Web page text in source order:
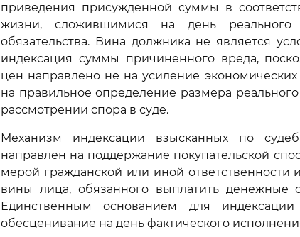
приведения присужденной суммы в
жизни, сложившимися на день реального
обязательства. Вина должника не является
индексация суммы причиненного вреда,
цен направлено не на усиление
на правильное определение размера
рассмотрении спора в суде.
Механизм индексации взысканных по
направлен на поддержание покупательской
мерой гражданской или иной ответственности
вины лица, обязанного выплатить денежные
Единственным основанием для
обесценивание на день фактического